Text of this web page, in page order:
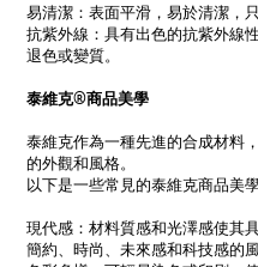
易清潔：表面平滑，易於清潔，
抗紫外線：具有出色的抗紫外線
退色或變質。
泰維克®商品美學
泰維克作為一種先進的合成材料
的外觀和風格。
以下是一些常見的泰維克商品美
現代感：材料質感和光澤感使其
簡約、時尚、未來感和科技感的風